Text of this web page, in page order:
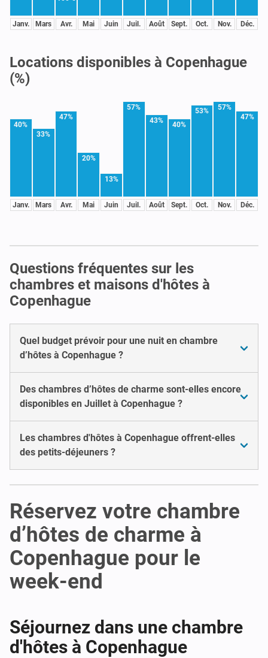
Janv. Mars Avr. Mai Juin Juil. Août Sept. Oct. Nov. Déc.
Locations disponibles à Copenhague
(%)
40%
Janv.
33%
Mars
47%
Avr.
20%
Mai
13%
Juin
57%
Juil.
43%
Août
40%
Sept.
53%
Oct.
57%
Nov.
47%
Déc.
Questions fréquentes sur les
chambres et maisons d'hôtes à
Copenhague
Quel budget prévoir pour une nuit en chambre
d’hôtes à Copenhague ?
Des chambres d’hôtes de charme sont-elles encore
disponibles en Juillet à Copenhague ?
Les chambres d'hôtes à Copenhague offrent-elles
des petits-déjeuners ?
Réservez votre chambre
d’hôtes de charme à
Copenhague pour le
week-end
Séjournez dans une chambre
d'hôtes à Copenhague